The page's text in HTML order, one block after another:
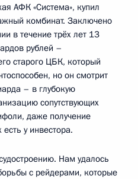
АФК «Система», купил
комбинат. Заключено
в течение трёх лет 13
рублей –
старого ЦБК, который
но он смотрит
– в глубокую
сопутствующих
даже получение
у инвестора.
Нам удалось
с рейдерами, которые